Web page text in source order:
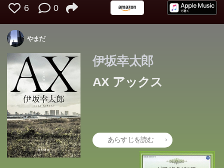
6 0
やまだ
伊坂幸太郎
AX アックス
あらすじを読む